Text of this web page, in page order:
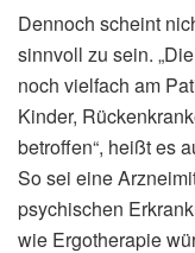
Dennoch scheint
sinnvoll zu sein.
noch vielfach am
Kinder,
betroffen“, heißt es
So sei eine
psychischen
wie Ergotherapie